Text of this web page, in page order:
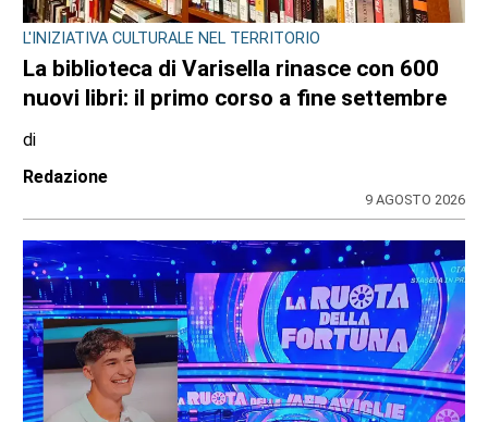
L'INIZIATIVA CULTURALE NEL TERRITORIO
La biblioteca di Varisella rinasce con 600
nuovi libri: il primo corso a fine settembre
di
Redazione
9 AGOSTO 2026